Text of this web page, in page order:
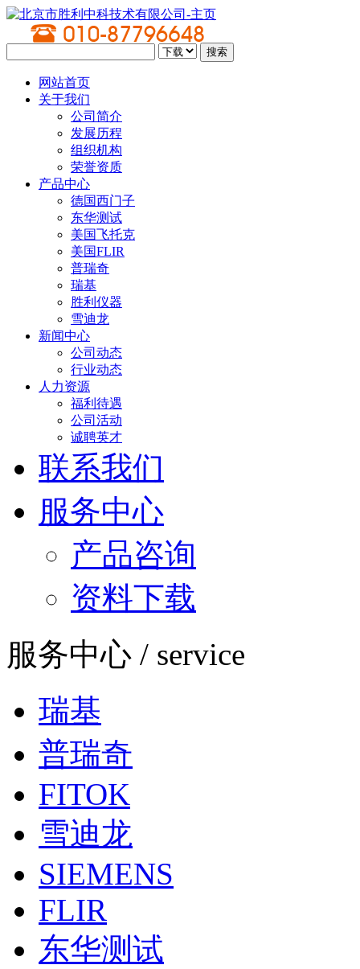
网站首页
关于我们
公司简介
发展历程
组织机构
荣誉资质
产品中心
德国西门子
东华测试
美国飞托克
美国FLIR
普瑞奇
瑞基
胜利仪器
雪迪龙
新闻中心
公司动态
行业动态
人力资源
福利待遇
公司活动
诚聘英才
联系我们
服务中心
产品咨询
资料下载
服务中心 / service
瑞基
普瑞奇
FITOK
雪迪龙
SIEMENS
FLIR
东华测试